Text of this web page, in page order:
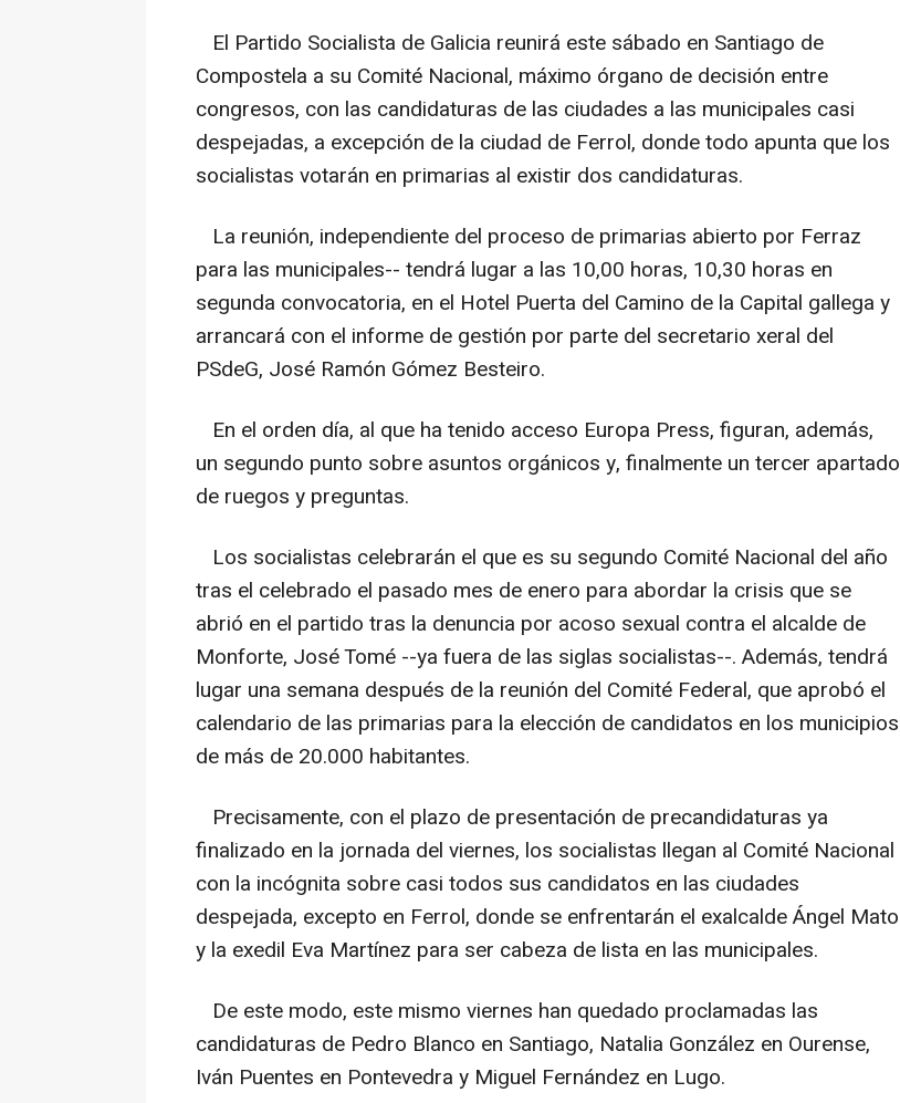
El Partido Socialista de Galicia reunirá este sábado en Santiago de
Compostela a su Comité Nacional, máximo órgano de decisión entre
congresos, con las candidaturas de las ciudades a las municipales casi
despejadas, a excepción de la ciudad de Ferrol, donde todo apunta que los
socialistas votarán en primarias al existir dos candidaturas.
La reunión, independiente del proceso de primarias abierto por Ferraz
para las municipales-- tendrá lugar a las 10,00 horas, 10,30 horas en
segunda convocatoria, en el Hotel Puerta del Camino de la Capital gallega y
arrancará con el informe de gestión por parte del secretario xeral del
PSdeG, José Ramón Gómez Besteiro.
En el orden día, al que ha tenido acceso Europa Press, figuran, además,
un segundo punto sobre asuntos orgánicos y, finalmente un tercer apartado
de ruegos y preguntas.
Los socialistas celebrarán el que es su segundo Comité Nacional del año
tras el celebrado el pasado mes de enero para abordar la crisis que se
abrió en el partido tras la denuncia por acoso sexual contra el alcalde de
Monforte, José Tomé --ya fuera de las siglas socialistas--. Además, tendrá
lugar una semana después de la reunión del Comité Federal, que aprobó el
calendario de las primarias para la elección de candidatos en los municipios
de más de 20.000 habitantes.
Precisamente, con el plazo de presentación de precandidaturas ya
finalizado en la jornada del viernes, los socialistas llegan al Comité Nacional
con la incógnita sobre casi todos sus candidatos en las ciudades
despejada, excepto en Ferrol, donde se enfrentarán el exalcalde Ángel Mato
y la exedil Eva Martínez para ser cabeza de lista en las municipales.
De este modo, este mismo viernes han quedado proclamadas las
candidaturas de Pedro Blanco en Santiago, Natalia González en Ourense,
Iván Puentes en Pontevedra y Miguel Fernández en Lugo.